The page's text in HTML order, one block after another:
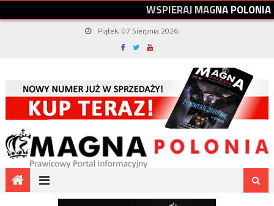
WSPIERAJMAGNAPOLONIA
Piątek, 07 Sierpnia 2026